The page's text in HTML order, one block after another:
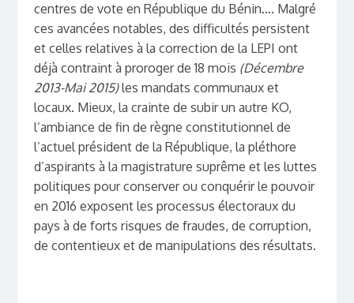
centres de vote en République du Bénin…. Malgré
ces avancées notables, des difficultés persistent
et celles relatives à la correction de la LEPI ont
déjà contraint à proroger de 18 mois (Décembre
2013-Mai 2015)les mandats communaux et
locaux. Mieux, la crainte de subir un autre KO,
l’ambiance de fin de règne constitutionnel de
l’actuel président de la République, la pléthore
d’aspirants à la magistrature suprême et les luttes
politiques pour conserver ou conquérir le pouvoir
en 2016 exposent les processus électoraux du
pays à de forts risques de fraudes, de corruption,
de contentieux et de manipulations des résultats.